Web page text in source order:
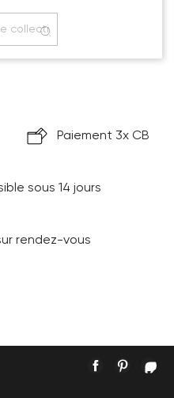
Paiement 3x CB
sous 14 jours
rendez-vous
Facebook